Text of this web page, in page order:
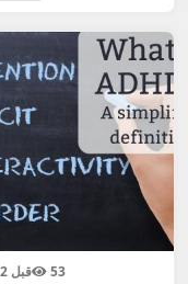
قبل 2 اسبوع 53